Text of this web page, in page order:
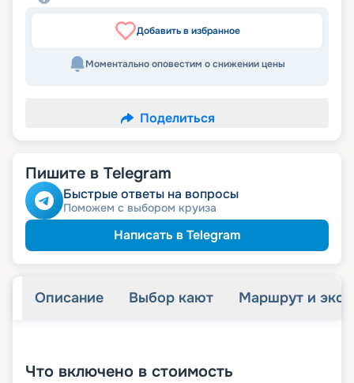
Добавить в избранное
Моментально оповестим о снижении цены
Поделиться
Пишите в Telegram
Быстрые ответы на вопросы
Поможем с выбором круиза
Написать в Telegram
Описание Выбор кают Маршрут и
Что включено в стоимость